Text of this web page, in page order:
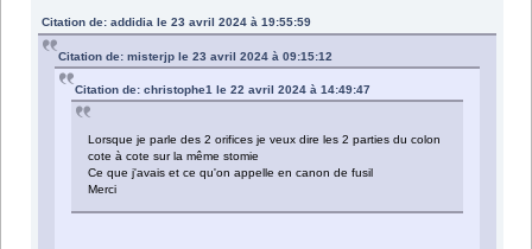
Citation de: addidia le 23 avril 2024 à 19:55:59
Citation de: misterjp le 23 avril 2024 à 09:15:12
Citation de: christophe1 le 22 avril 2024 à 14:49:47
Lorsque je parle des 2 orifices je veux dire les 2 parties du colon
cote à cote sur la même stomie
Ce que j'avais et ce qu'on appelle en canon de fusil
Merci